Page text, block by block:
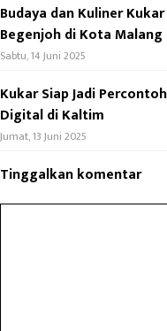
Budaya dan Kuliner
Begenjoh di Kota Malang
Sabtu, 14 Juni 2025
Kukar Siap Jadi
Digital di Kaltim
Jumat, 13 Juni 2025
Tinggalkan komentar
Komentar